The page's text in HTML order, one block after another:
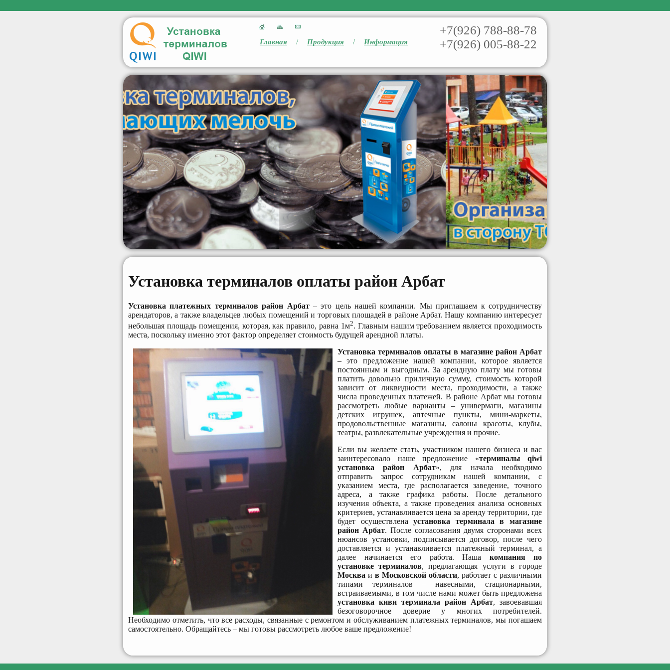
Главная / Продукция / Информация
+7(926) 788-88-78
+7(926) 005-88-22
Установка терминалов оплаты район Арбат
Установка платежных терминалов район Арбат– это цель нашей компании. Мы приглашаем к сотрудничеству
арендаторов, а также владельцев любых помещений и торговых площадей в районе Арбат. Нашу компанию интересует
небольшая площадь помещения, которая, как правило, равна 1м2. Главным нашим требованием является проходимость
места, поскольку именно этот фактор определяет стоимость будущей арендной платы.
Установка терминалов оплаты в магазине район Арбат
– это предложение нашей компании, которое является
постоянным и выгодным. За арендную плату мы готовы
платить довольно приличную сумму, стоимость которой
зависит от ликвидности места, проходимости, а также
числа проведенных платежей. В районе Арбат мы готовы
рассмотреть любые варианты – универмаги, магазины
детских игрушек, аптечные пункты, мини-маркеты,
продовольственные магазины, салоны красоты, клубы,
театры, развлекательные учреждения и прочие.
Если вы желаете стать, участником нашего бизнеса и вас
заинтересовало наше предложение «терминалы qiwi
установка район Арбат», для начала необходимо
отправить запрос сотрудникам нашей компании, с
указанием места, где располагается заведение, точного
адреса, а также графика работы. После детального
изучения объекта, а также проведения анализа основных
критериев, устанавливается цена за аренду территории, где
будет осуществленаустановка терминала в магазине
район Арбат. После согласования двумя сторонами всех
нюансов установки, подписывается договор, после чего
доставляется и устанавливается платежный терминал, а
далее начинается его работа. Наша компания по
установке терминалов, предлагающая услуги в городе
Москва и в Московской области, работает с различными
типами терминалов – навесными, стационарными,
встраиваемыми, в том числе нами может быть предложена
установка киви терминала район Арбат, завоевавшая
безоговорочное доверие у многих потребителей.
Необходимо отметить, что все расходы, связанные с ремонтом и обслуживанием платежных терминалов, мы погашаем
самостоятельно. Обращайтесь – мы готовы рассмотреть любое ваше предложение!